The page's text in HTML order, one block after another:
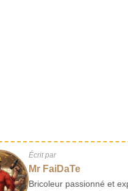
Écrit par
Mr FaiDaTe
Bricoleur passionné et